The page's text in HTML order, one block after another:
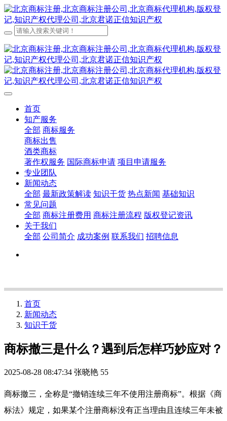
首页
知产服务
全部 商标服务
商标出售
酒类商标
著作权服务 国际商标申请 项目申请服务
专业团队
新闻动态
全部 最新政策解读 知识干货 热点新闻 基础知识
常见问题
全部 商标注册费用 商标注册流程 版权登记资讯
关于我们
全部 公司简介 成功案例 联系我们 招聘信息
首页
新闻动态
知识干货
商标撤三是什么？遇到后怎样巧妙应对？
2025-08-28 08:47:34 张晓艳 55
商标撤三，全称是“撤销连续三年不使用注册商标”。根据《商
标法》规定，如果某个注册商标没有正当理由且连续三年未被